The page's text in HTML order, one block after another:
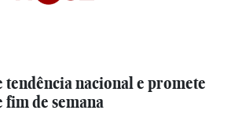
tendência nacional e promete
fim de semana